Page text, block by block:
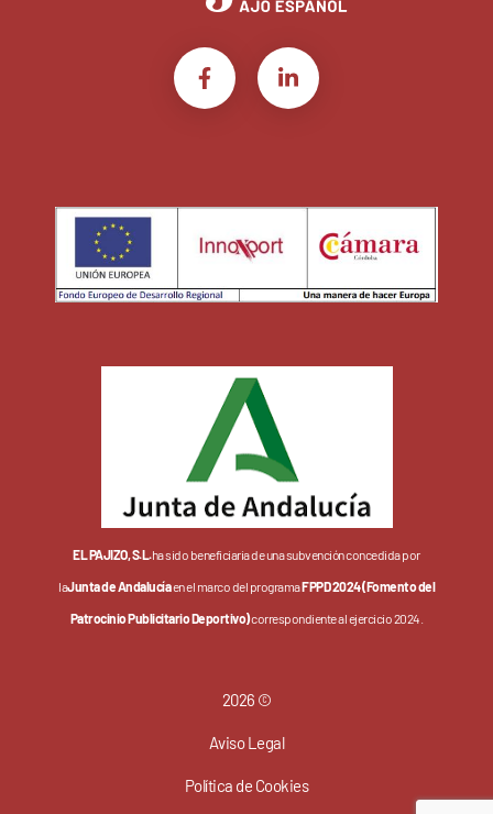
EL PAJIZO, S.L.ha sido beneficiaria de una subvención concedida por
laJunta de Andalucíaen el marco del programaFPPD 2024 (Fomento del
Patrocinio Publicitario Deportivo)correspondiente al ejercicio 2024.
2026 ©
Aviso Legal
Política de Cookies